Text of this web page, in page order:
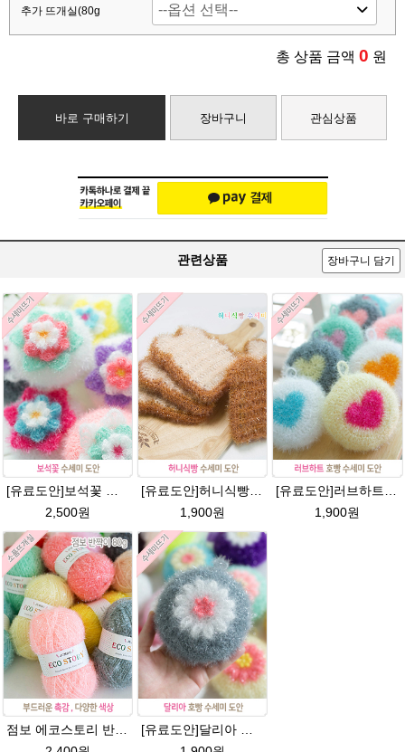
추가 뜨개실(80g
총 상품 금액 0 원
바로 구매하기 장바구니 관심상품
관련상품 장바구니 담기
[유료도안]보석꽃 수세미뜨기 도안(수세미실은 옵션에서 추가구매 가능)/보석꽃수세미/별호빵수세미처럼 예쁜수세미뜨기/빤짝이 수세미실/웰빙수세미실/고급수세미실/꽃수세미/봄꽃향기수세미
2,500원
[유료도안]허니식빵 수세미뜨기 코바늘뜨기도안 /수세미뜨기/수세미실/반짝이수세미/반짝이실/수세미실 웰빙수세미 퐁퐁수세미 식빵 코바늘수세미
1,900원
[유료도안]러브하트 호빵수세미뜨기 도안(수세미실은 옵션에서 추가구매 가능)/별호빵수세미처럼 예쁜수세미뜨기/빤짝이 수세미실/웰빙수세미실/고급수세미실/하트뜨기 반짝이수세미 하트수세미
1,900원